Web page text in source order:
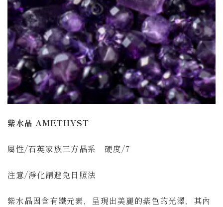
紫水晶 AMETHYST
屬性/石英家族三方晶系 硬度/7
注意/淨化請避免日照法
紫水晶因含有鐵元素，呈現出美麗的紫色的光澤，其內